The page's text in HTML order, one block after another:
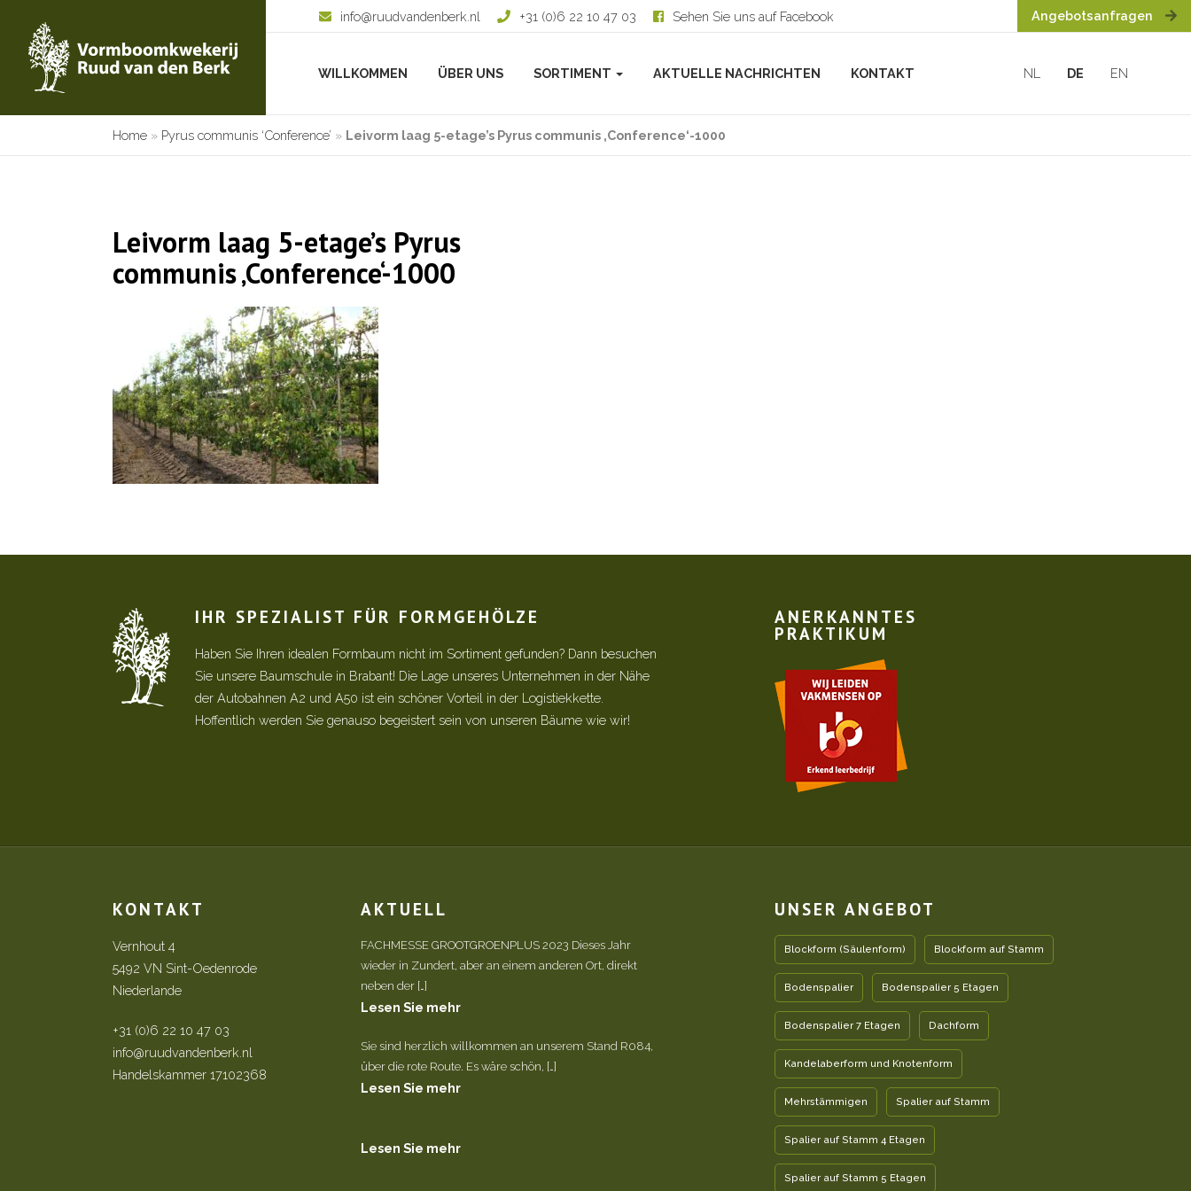
info@ruudvandenberk.nl +31 (0)6 22 10 47 03 Sehen Sie uns auf Facebook Angebotsanfragen
WILLKOMMEN ÜBER UNS SORTIMENT AKTUELLE NACHRICHTEN KONTAKT NL DE EN
Home » Pyrus communis ‘Conference’ » Leivorm laag 5-etage’s Pyrus communis ‚Conference‘-1000
Leivorm laag 5-etage’s Pyrus
communis ‚Conference‘-1000
IHR SPEZIALIST FÜR FORMGEHÖLZE
Haben Sie Ihren idealen Formbaum nicht im Sortiment gefunden? Dann besuchen
Sie unsere Baumschule in Brabant! Die Lage unseres Unternehmen in der Nähe
der Autobahnen A2 und A50 ist ein schöner Vorteil in der Logistiekkette.
Hoffentlich werden Sie genauso begeistert sein von unseren Bäume wie wir!
ANERKANNTES
PRAKTIKUM
KONTAKT
Vernhout 4
5492 VN Sint-Oedenrode
Niederlande
+31 (0)6 22 10 47 03
info@ruudvandenberk.nl
Handelskammer 17102368
AKTUELL
FACHMESSE GROOTGROENPLUS 2023 Dieses Jahr
wieder in Zundert, aber an einem anderen Ort, direkt
neben der […]
Lesen Sie mehr
Sie sind herzlich willkommen an unserem Stand R084,
über die rote Route. Es wäre schön, […]
Lesen Sie mehr
Lesen Sie mehr
UNSER ANGEBOT
Blockform (Säulenform) Blockform auf Stamm
Bodenspalier Bodenspalier 5 Etagen
Bodenspalier 7 Etagen Dachform
Kandelaberform und Knotenform
Mehrstämmigen Spalier auf Stamm
Spalier auf Stamm 4 Etagen
Spalier auf Stamm 5 Etagen